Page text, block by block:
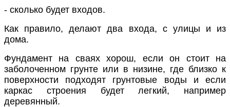
- сколько будет входов.
Как правило, делают два входа, с улицы и из
дома.
Фундамент на сваях хорош, если он стоит на
заболоченном грунте или в низине, где близко к
поверхности подходят грунтовые воды и если
каркас строения будет легкий, например
деревянный.